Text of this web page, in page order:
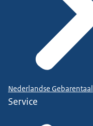
Nederlandse Gebarentaal
Service